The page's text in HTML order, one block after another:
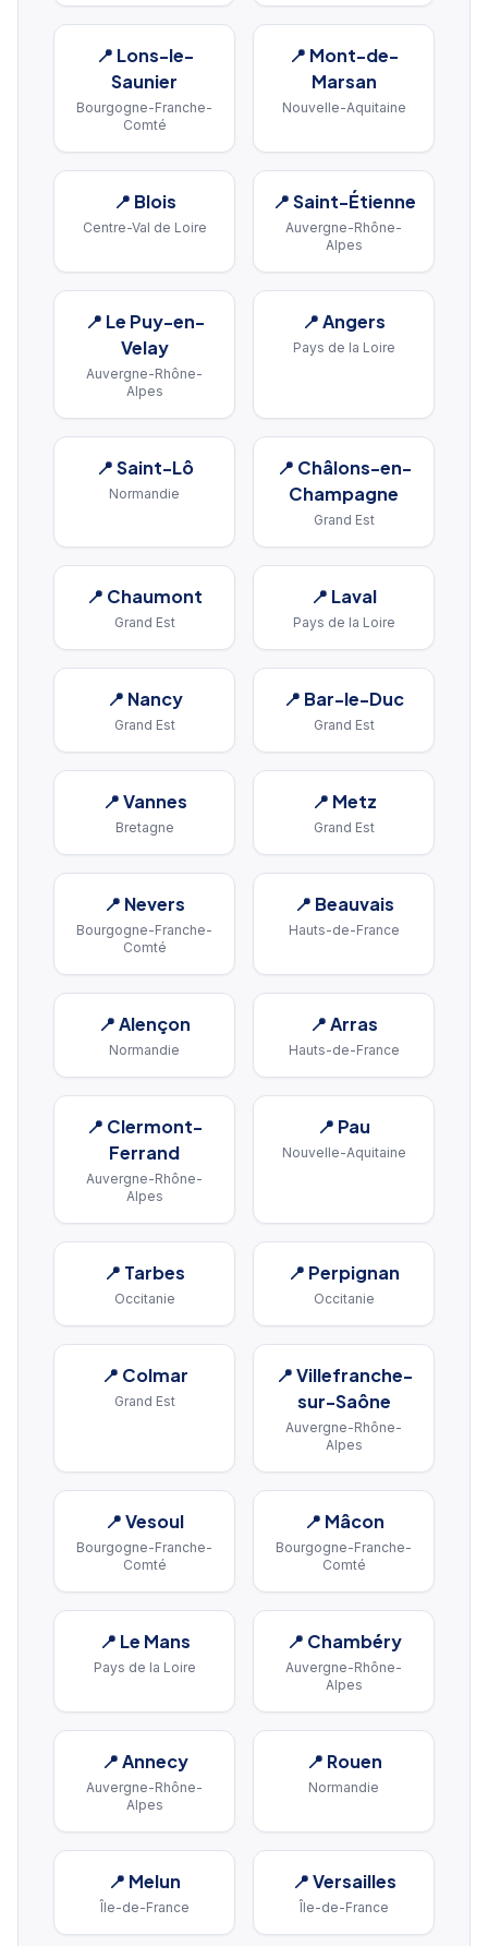
📍 Lons-le-
Saunier
Bourgogne-Franche-
Comté
📍 Mont-de-
Marsan
Nouvelle-Aquitaine
📍 Blois
Centre-Val de Loire
📍Saint-Étienne
Auvergne-Rhône-
Alpes
📍 Le Puy-en-
Velay
Auvergne-Rhône-
Alpes
📍Angers
Pays de la Loire
📍Saint-Lô
Normandie
📍 Châlons-en-
Champagne
Grand Est
📍 Chaumont
Grand Est
📍 Laval
Pays de la Loire
📍 Nancy
Grand Est
📍 Bar-le-Duc
Grand Est
📍Vannes
Bretagne
📍 Metz
Grand Est
📍 Nevers
Bourgogne-Franche-
Comté
📍 Beauvais
Hauts-de-France
📍Alençon
Normandie
📍Arras
Hauts-de-France
📍 Clermont-
Ferrand
Auvergne-Rhône-
Alpes
📍 Pau
Nouvelle-Aquitaine
📍 Tarbes
Occitanie
📍 Perpignan
Occitanie
📍 Colmar
Grand Est
📍Villefranche-
sur-Saône
Auvergne-Rhône-
Alpes
📍Vesoul
Bourgogne-Franche-
Comté
📍 Mâcon
Bourgogne-Franche-
Comté
📍 Le Mans
Pays de la Loire
📍 Chambéry
Auvergne-Rhône-
Alpes
📍Annecy
Auvergne-Rhône-
Alpes
📍 Rouen
Normandie
📍 Melun
Île-de-France
📍Versailles
Île-de-France